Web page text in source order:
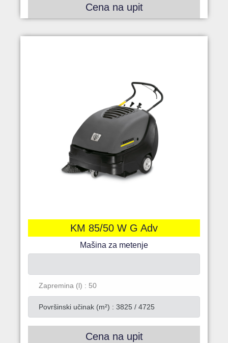
Cena na upit
KM 85/50 W G Adv
Mašina za metenje
Zapremina (l) : 50
Površinski učinak (m²) : 3825 / 4725
Cena na upit